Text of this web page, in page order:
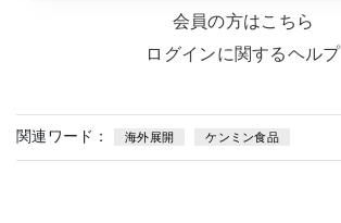
会員の方はこちら
ログインに関するヘルプ
関連ワード： 海外展開 ケンミン食品